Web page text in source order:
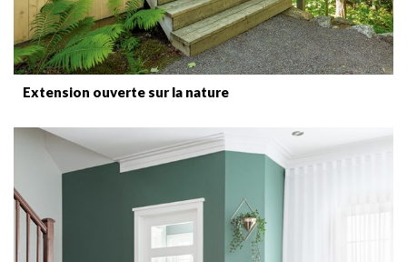
Extension ouverte sur la nature